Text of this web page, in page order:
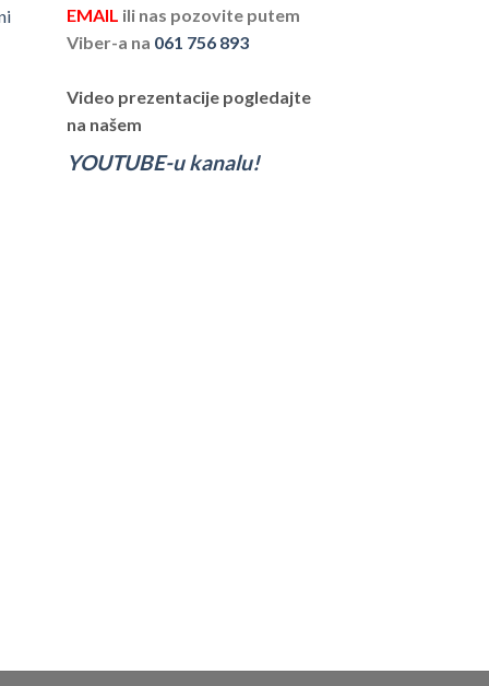
EMAIL ili nas pozovite putem
Viber-a na 061 756 893
Video prezentacije pogledajte
na našem
YOUTUBE-u kanalu!